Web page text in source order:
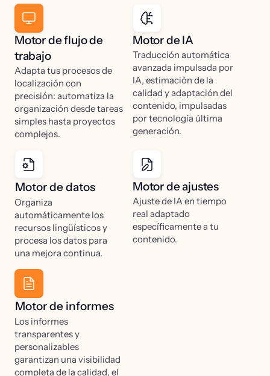
Motor de flujo de
trabajo
Adapta tus procesos de
localización con
precisión: automatiza la
organización desde tareas
simples hasta proyectos
complejos.
Motor de IA
Traducción automática
avanzada impulsada por
IA, estimación de la
calidad y adaptación del
contenido, impulsadas
por tecnología última
generación.
Motor de datos
Organiza
automáticamente los
recursos lingüísticos y
procesa los datos para
una mejora continua.
Motor de ajustes
Ajuste de IA en tiempo
real adaptado
específicamente a tu
contenido.
Motor de informes
Los informes
transparentes y
personalizables
garantizan una visibilidad
completa de la calidad, el